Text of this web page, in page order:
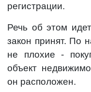
регистрации.
Речь об этом
закон принят. По
не плохие -
объект
он расположен.